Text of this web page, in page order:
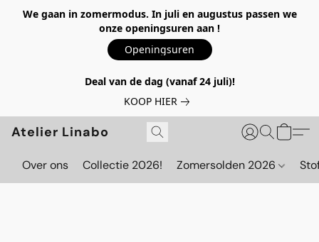
We gaan in zomermodus. In juli en augustus passen we
onze openingsuren aan !
Openingsuren
Deal van de dag (vanaf 24 juli)!
KOOP HIER
Atelier Linabo
Over ons Collectie 2026! Zomersolden 2026